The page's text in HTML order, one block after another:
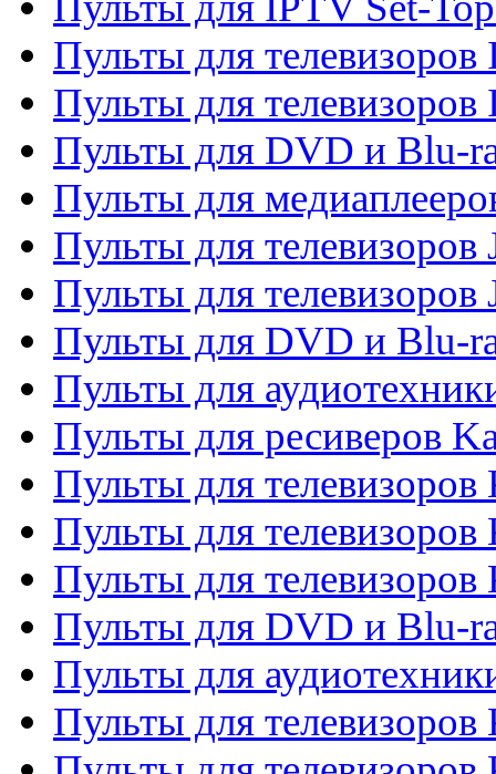
Пульты для телевизоров
Пульты для телевизоров
Пульты для DVD и Blu-
Пульты для
Пульты для телевизоров
Пульты для телевизоров
Пульты для DVD и Blu-
Пульты для
Пульты для ресиверов
Пульты для телевизоров
Пульты для телевизоров
Пульты для телевизоров
Пульты для DVD и Blu-
Пульты для
Пульты для